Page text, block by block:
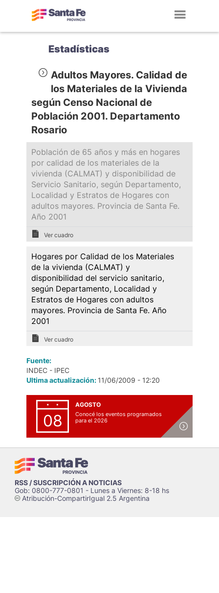
Estadísticas
Adultos Mayores. Calidad de
los Materiales de la Vivienda
según Censo Nacional de
Población 2001. Departamento
Rosario
Población de 65 años y más en hogares
por calidad de los materiales de la
vivienda (CALMAT) y disponibilidad de
Servicio Sanitario, según Departamento,
Localidad y Estratos de Hogares con
adultos mayores. Provincia de Santa Fe.
Año 2001
Ver cuadro
Hogares por Calidad de los Materiales
de la vivienda (CALMAT) y
disponibilidad del servicio sanitario,
según Departamento, Localidad y
Estratos de Hogares con adultos
mayores. Provincia de Santa Fe. Año
2001
Ver cuadro
Fuente:
INDEC - IPEC
Ultima actualización: 11/06/2009 - 12:20
08
AGOSTO
Conocé los eventos programados
para el 2026
RSS / SUSCRIPCIÓN A NOTICIAS
Gob: 0800-777-0801 - Lunes a Viernes: 8-18 hs
cAtribución-CompartirIgual 2.5 Argentina